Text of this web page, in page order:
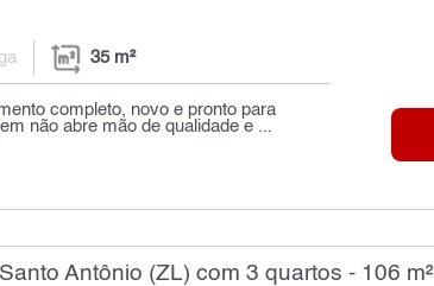
35 m²
completo, novo e pronto para
não abre mão de qualidade e ...
Antônio (ZL) com 3 quartos - 106 m²